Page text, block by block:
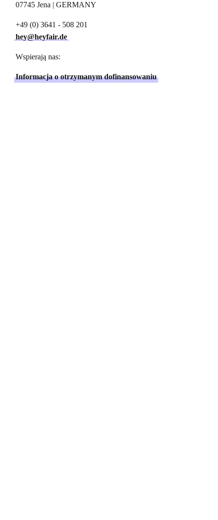
07745 Jena | GERMANY
+49 (0) 3641 - 508 201
hey@heyfair.de
Wspierają nas:
Informacja o otrzymanym dofinansowaniu